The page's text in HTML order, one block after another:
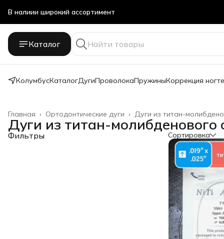
Стоматологичечкие материалы оптом и в розницу
Каталог
КолумбусКаталогДугиПроволокаПружиныКоррекция
Дуги из титан-
Ортодонтические дуги ›
Главная ›
Дуги из титан-молибденового
Фильтры Сортировка